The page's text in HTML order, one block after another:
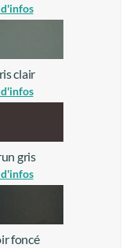
clair
gris
foncé